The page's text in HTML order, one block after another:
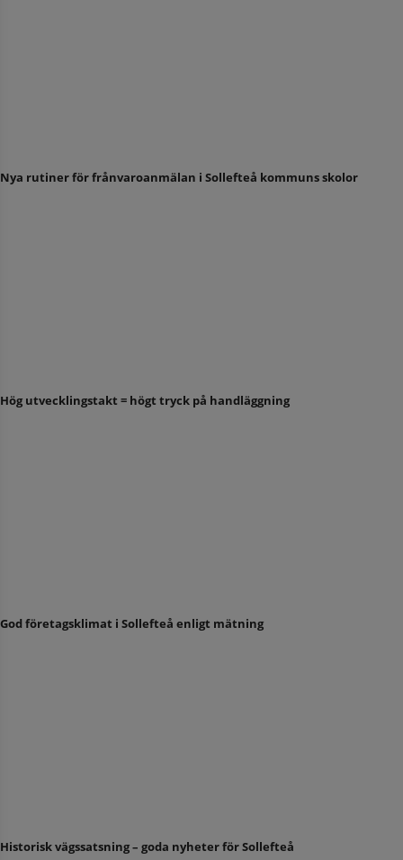
Nya rutiner för frånvaroanmälan i Sollefteå kommuns skolor
Hög utvecklingstakt = högt tryck på handläggning
God företagsklimat i Sollefteå enligt mätning
Historisk vägssatsning – goda nyheter för Sollefteå